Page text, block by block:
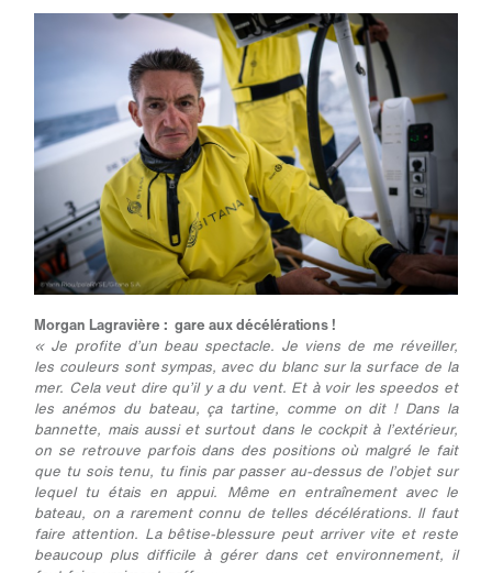
Morgan Lagravière : gare aux décélérations !
« Je profite d’un beau spectacle. Je viens de me réveiller,
les couleurs sont sympas, avec du blanc sur la surface de la
mer. Cela veut dire qu’il y a du vent. Et à voir les speedos et
les anémos du bateau, ça tartine, comme on dit ! Dans la
bannette, mais aussi et surtout dans le cockpit à l’extérieur,
on se retrouve parfois dans des positions où malgré le fait
que tu sois tenu, tu finis par passer au-dessus de l’objet sur
lequel tu étais en appui. Même en entraînement avec le
bateau, on a rarement connu de telles décélérations. Il faut
faire attention. La bêtise-blessure peut arriver vite et reste
beaucoup plus difficile à gérer dans cet environnement, il